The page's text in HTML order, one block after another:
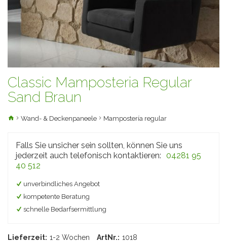
Classic Mamposteria Regular
Sand Braun
Wand- & Deckenpaneele Mampostería regular
Falls Sie unsicher sein sollten, können Sie uns
jederzeit auch telefonisch kontaktieren: 04281 95
40 512
unverbindliches Angebot
kompetente Beratung
schnelle Bedarfsermittlung
Lieferzeit: 1-2 Wochen ArtNr.: 1018